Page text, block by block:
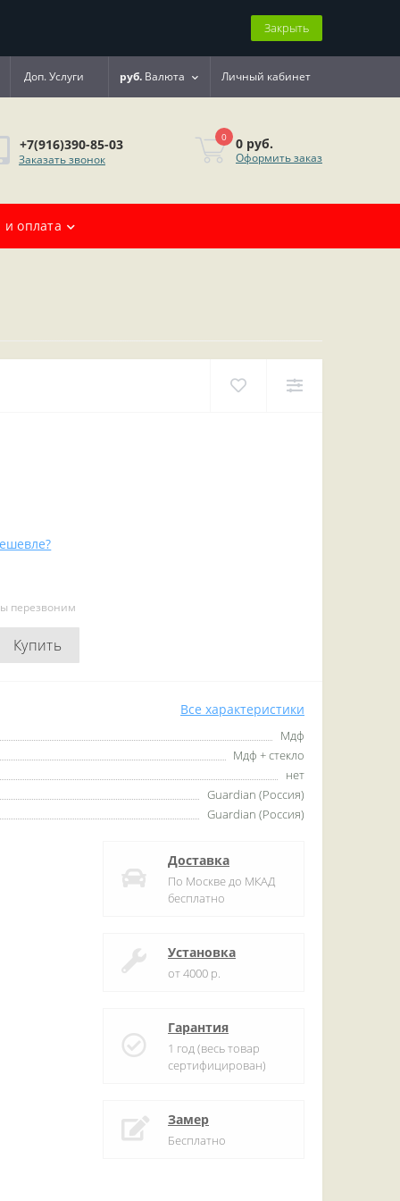
Закрыть
Доп. Услуги руб. Валюта Личный кабинет
+7(916)390-85-03
Заказать звонок
0 0 руб.
Оформить заказ
и оплата
перезвоним
Купить
Все характеристики
Мдф
Мдф + стекло
нет
Guardian (Россия)
Guardian (Россия)
Доставка
По Москве до МКАД
бесплатно
Установка
от 4000 р.
Гарантия
1 год (весь товар
сертифицирован)
Замер
Бесплатно